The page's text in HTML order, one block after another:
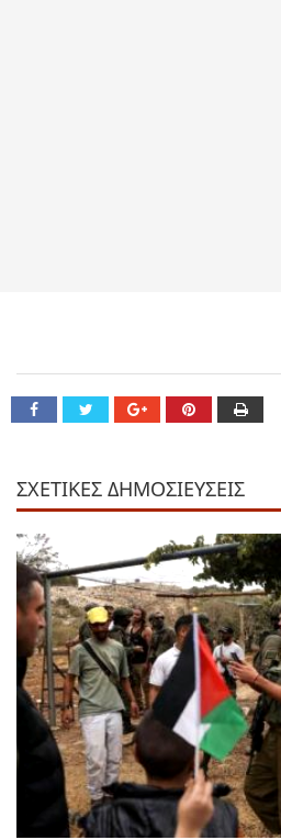
ΣΧΕΤΙΚΕΣ ΔΗΜΟΣΙΕΥΣΕΙΣ